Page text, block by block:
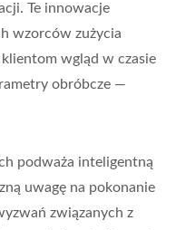
Te innowacje
wzorców zużycia
wgląd w czasie
obróbcze —
podważa inteligentną
uwagę na pokonanie
związanych z